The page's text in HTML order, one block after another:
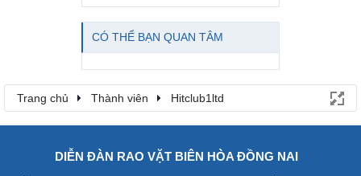
CÓ THỂ BẠN QUAN TÂM
Trang chủ Thành viên Hitclub1ltd
DIỄN ĐÀN RAO VẶT BIÊN HÒA ĐỒNG NAI